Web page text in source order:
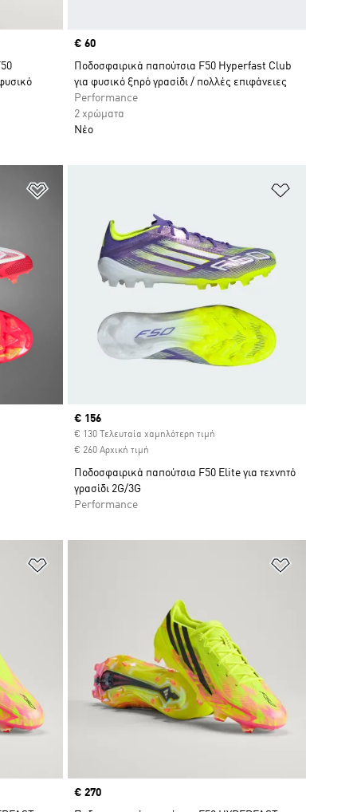
Price
€ 60
Ποδοσφαιρικά παπούτσια F50 Hyperfast Club
για φυσικό ξηρό γρασίδι / πολλές επιφάνειες
Performance
2 χρώματα
Νέο
Current price
€ 156
€ 130 Τελευταία χαμηλότερη τιμή
€ 260 Αρχική τιμή
Ποδοσφαιρικά παπούτσια F50 Elite για τεχνητό
γρασίδι 2G/3G
Performance
Price
€ 270